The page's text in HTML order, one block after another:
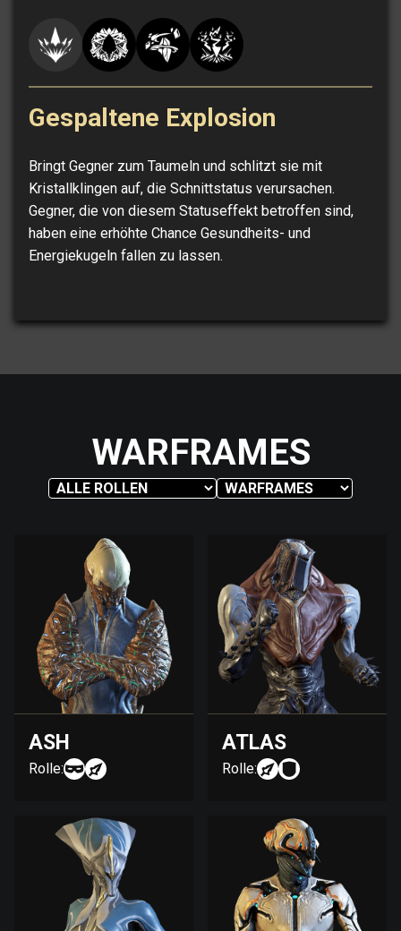
Gespaltene Explosion
Bringt Gegner zum Taumeln und schlitzt sie mit
Kristallklingen auf, die Schnittstatus verursachen.
Gegner, die von diesem Statuseffekt betroffen sind,
haben eine erhöhte Chance Gesundheits- und
Energiekugeln fallen zu lassen.
WARFRAMES
ASH
Rolle:
ATLAS
Rolle: